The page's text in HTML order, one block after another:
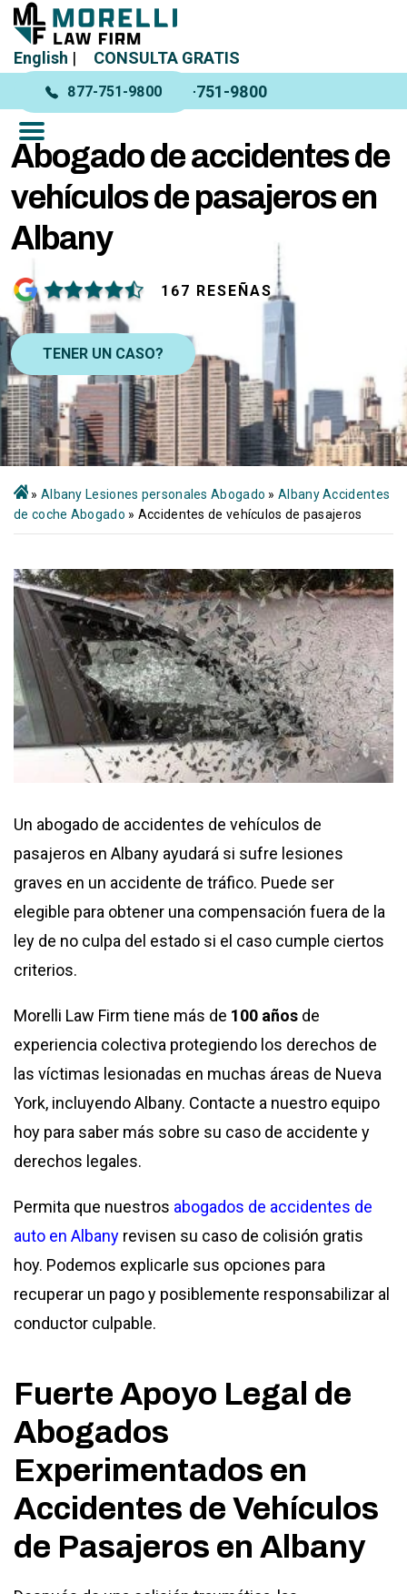
English | CONSULTA GRATIS
877-751-9800 877-751-9800
Abogado de accidentes de
vehículos de pasajeros en
Albany
167 RESEÑAS
TENER UN CASO?
» Albany Lesiones personales Abogado »Albany Accidentes
de coche Abogado » Accidentes de vehículos de pasajeros
Un abogado de accidentes de vehículos de
pasajeros en Albany ayudará si sufre lesiones
graves en un accidente de tráfico. Puede ser
elegible para obtener una compensación fuera de la
ley de no culpa del estado si el caso cumple ciertos
criterios.
Morelli Law Firm tiene más de 100 años de
experiencia colectiva protegiendo los derechos de
las víctimas lesionadas en muchas áreas de Nueva
York, incluyendo Albany. Contacte a nuestro equipo
hoy para saber más sobre su caso de accidente y
derechos legales.
Permita que nuestros abogados de accidentes de
auto en Albany revisen su caso de colisión gratis
hoy. Podemos explicarle sus opciones para
recuperar un pago y posiblemente responsabilizar al
conductor culpable.
Fuerte Apoyo Legal de
Abogados
Experimentados en
Accidentes de Vehículos
de Pasajeros en Albany